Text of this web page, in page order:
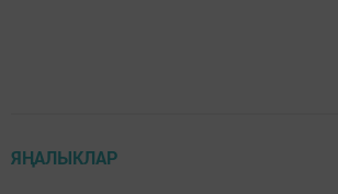
ЯҢАЛЫКЛАР